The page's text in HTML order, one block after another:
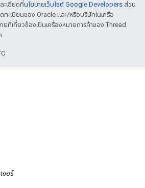
ะเอียดที่นโยบายเว็บไซต์ Google Developers ส่วน
ทะเบียนของ Oracle และ/หรือบริษัทในเครือ
ยที่เกี่ยวข้องเป็นเครื่องหมายการค้าของ Thread
จอร์